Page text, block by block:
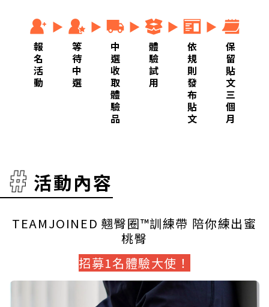
報
名
活
動
等
待
中
選
中
選
收
取
體
驗
品
體
驗
試
用
依
規
則
發
布
貼
文
保
留
貼
文
三
個
月
活動內容
TEAMJOINED 翹臀圈™訓練帶 陪你練出蜜
桃臀
招募1名體驗大使！